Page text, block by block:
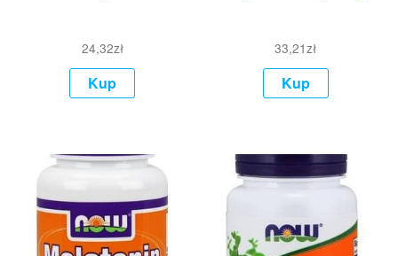
24,32zł
Kup
33,21zł
Kup